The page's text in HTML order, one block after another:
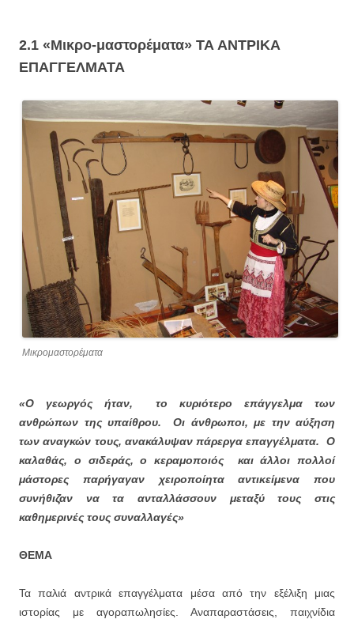
2.1 «Μικρο-μαστορέματα» ΤΑ ΑΝΤΡΙΚΑ
ΕΠΑΓΓΕΛΜΑΤΑ
Μικρομαστορέματα
«Ο γεωργός ήταν,
το κυριότερο επάγγελμα των
ανθρώπων της υπαίθρου.
Οι άνθρωποι, με την αύξηση
των αναγκών τους, ανακάλυψαν πάρεργα επαγγέλματα.
Ο
καλαθάς, ο σιδεράς, ο κεραμοποιός και άλλοι πολλοί
μάστορες παρήγαγαν χειροποίητα αντικείμενα που
συνήθιζαν να τα ανταλλάσσουν μεταξύ τους στις
καθημερινές τους συναλλαγές»
ΘΕΜΑ
Τα παλιά αντρικά επαγγέλματα μέσα από την εξέλιξη μιας
ιστορίας με αγοραπωλησίες. Αναπαραστάσεις, παιχνίδια